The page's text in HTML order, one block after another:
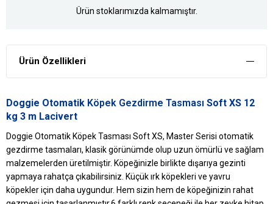
Ürün stoklarımızda kalmamıştır.
Ürün Özellikleri
Doggie Otomatik Köpek Gezdirme Tasması Soft XS 12
kg 3 m Lacivert
Doggie Otomatik Köpek Tasması Soft XS, Master Serisi otomatik
gezdirme tasmaları, klasik görünümde olup uzun ömürlü ve sağlam
malzemelerden üretilmiştir. Köpeğinizle birlikte dışarıya gezinti
yapmaya rahatça çıkabilirsiniz. Küçük ırk köpekleri ve yavru
köpekler için daha uygundur. Hem sizin hem de köpeğinizin rahat